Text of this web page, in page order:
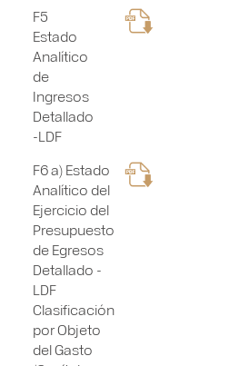
F5
Estado
Analítico
de
Ingresos
Detallado
-LDF
F6 a) Estado
Analítico del
Ejercicio del
Presupuesto
de Egresos
Detallado -
LDF
Clasificación
por Objeto
del Gasto